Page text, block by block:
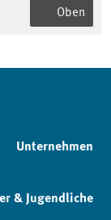
Oben
Unternehmen
& Jugendliche